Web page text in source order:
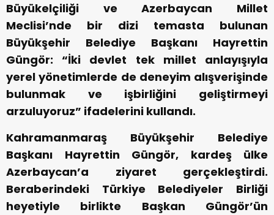
Büyükelçiliği ve Azerbaycan Millet
Meclisi’nde bir dizi temasta bulunan
Büyükşehir Belediye Başkanı Hayrettin
Güngör: “İki devlet tek millet anlayışıyla
yerel yönetimlerde de deneyim alışverişinde
bulunmak ve işbirliğini geliştirmeyi
arzuluyoruz” ifadelerini kullandı.
Kahramanmaraş Büyükşehir Belediye
Başkanı Hayrettin Güngör, kardeş ülke
Azerbaycan’a ziyaret gerçekleştirdi.
Beraberindeki Türkiye Belediyeler Birliği
heyetiyle birlikte Başkan Güngör’ün